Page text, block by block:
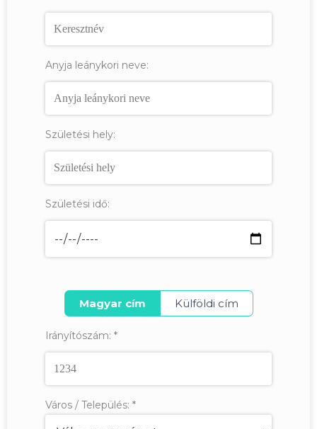
Anyja leánykori neve:
Születési hely:
Születési idő:
Magyar cím Külföldi cím
Irányítószám: *
Város / Település: *